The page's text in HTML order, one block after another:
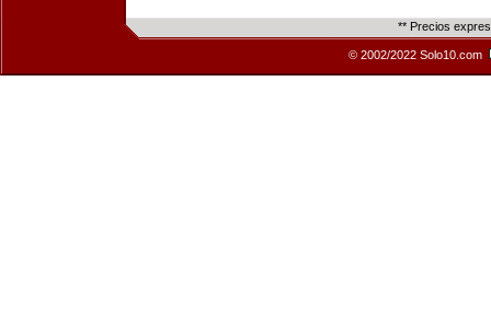
** Precios
© 2002/2022 Solo10.com